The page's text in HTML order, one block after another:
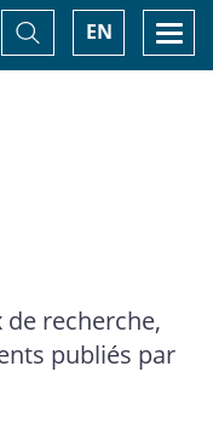
EN
Basculer
la
recherche
recherche,
publiés par